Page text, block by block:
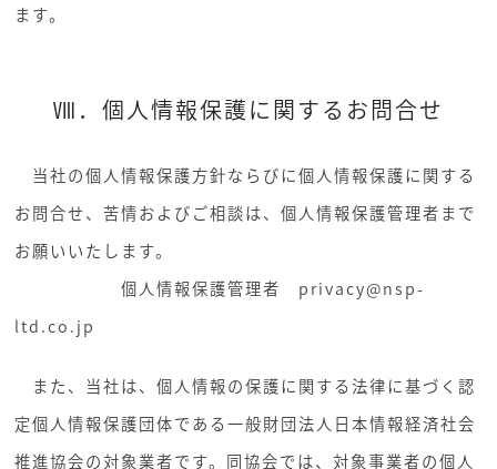
ます。
Ⅷ．個人情報保護に関するお問合せ
当社の個人情報保護方針ならびに個人情報保護に関する
お問合せ、苦情およびご相談は、個人情報保護管理者まで
お願いいたします。
個人情報保護管理者 privacy@nsp-
ltd.co.jp
また、当社は、個人情報の保護に関する法律に基づく認
定個人情報保護団体である一般財団法人日本情報経済社会
推進協会の対象業者です。同協会では、対象事業者の個人